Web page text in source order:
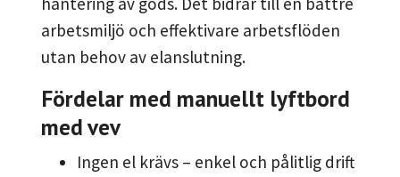
arbetsmiljö och effektivare arbetsflöden
utan behov av elanslutning.
Fördelar med manuellt lyftbord
med vev
Ingen el krävs – enkel och pålitlig drift